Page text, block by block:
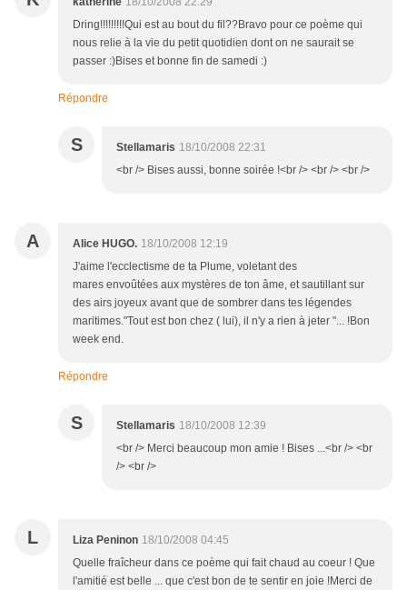
Dring!!!!!!!!!Qui est au bout du fil??Bravo pour ce poème qui
nous relie à la vie du petit quotidien dont on ne saurait se
passer :)Bises et bonne fin de samedi :)
Répondre
S Stellamaris 18/10/2008 22:31
<br /> Bises aussi, bonne soirée !<br /> <br /> <br />
A Alice HUGO. 18/10/2008 12:19
J'aime l'ecclectisme de ta Plume, voletant des
mares envoûtées aux mystères de ton âme, et sautillant sur
des airs joyeux avant que de sombrer dans tes légendes
maritimes."Tout est bon chez ( lui), il n'y a rien à jeter "... !Bon
week end.
Répondre
S Stellamaris 18/10/2008 12:39
<br /> Merci beaucoup mon amie ! Bises ...<br /> <br
/> <br />
L Liza Peninon 18/10/2008 04:45
Quelle fraîcheur dans ce poème qui fait chaud au coeur ! Que
l'amitié est belle ... que c'est bon de te sentir en joie !Merci de